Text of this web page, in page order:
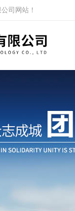
司网站！